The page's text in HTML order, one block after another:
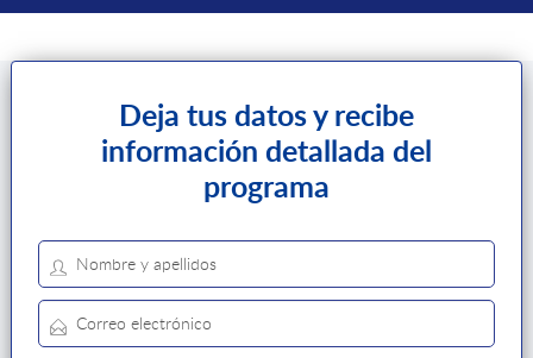
Deja tus datos y recibe
información detallada del
programa